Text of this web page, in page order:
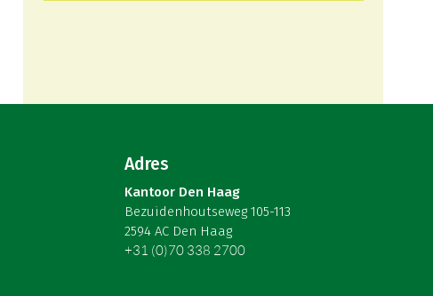
Adres
Kantoor Den Haag
Bezuidenhoutseweg 105-113
2594 AC Den Haag
+31 (0)70 338 2700